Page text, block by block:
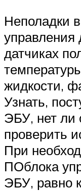
Неполадки
управления
датчиках
жидкости,
Узнать,
ЭБУ, нет ли
проверить
При
ПОблока
ЭБУ, равно